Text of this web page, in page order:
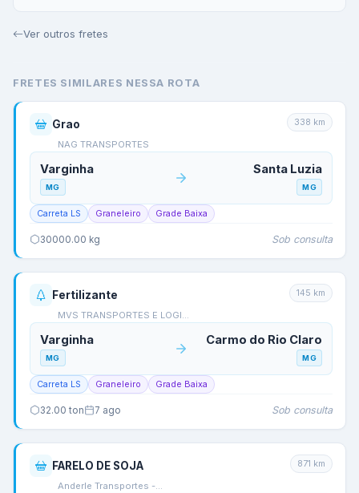
Ver outros fretes
FRETES SIMILARES NESSA ROTA
Grao
NAG TRANSPORTES
338 km
Varginha
MG
Santa Luzia
MG
Carreta LS Graneleiro Grade Baixa
30000.00 kg Sob consulta
Fertilizante
MVS TRANSPORTES E LOGI…
145 km
Varginha
MG
Carmo do Rio Claro
MG
Carreta LS Graneleiro Grade Baixa
32.00 ton 7 ago Sob consulta
FARELO DE SOJA
Anderle Transportes -…
871 km